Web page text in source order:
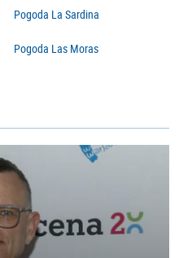
Pogoda La Sardina
Pogoda Las Moras